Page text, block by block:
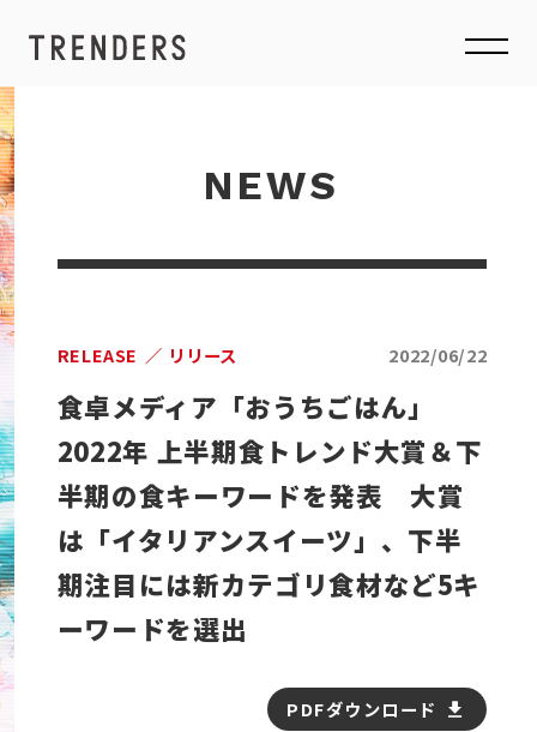
NEWS
RELEASE リリース 2022/06/22
食卓メディア「おうちごはん」
2022年 上半期食トレンド大賞＆下
半期の食キーワードを発表 大賞
は「イタリアンスイーツ」、下半
期注目には新カテゴリ食材など5キ
ーワードを選出
PDFダウンロード